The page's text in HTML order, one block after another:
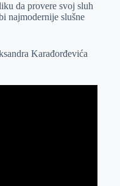
da provere svoj sluh
najmodernije slušne
Karađorđevića